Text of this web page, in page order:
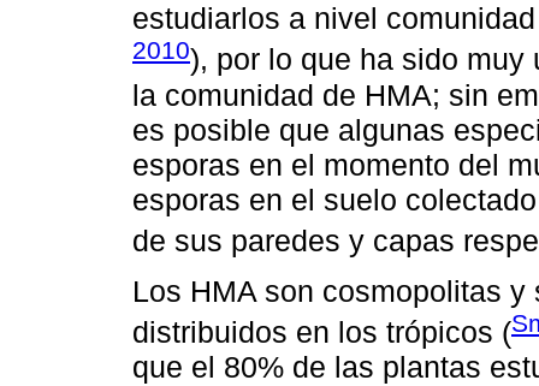
estudiarlos a nivel
2010), por lo que ha sido
la comunidad de HMA; sin
es posible que algunas
esporas en el momento del
esporas en el suelo
de sus paredes y capas
Los HMA son cosmopolitas
distribuidos en los trópicos (
que el 80% de las plantas